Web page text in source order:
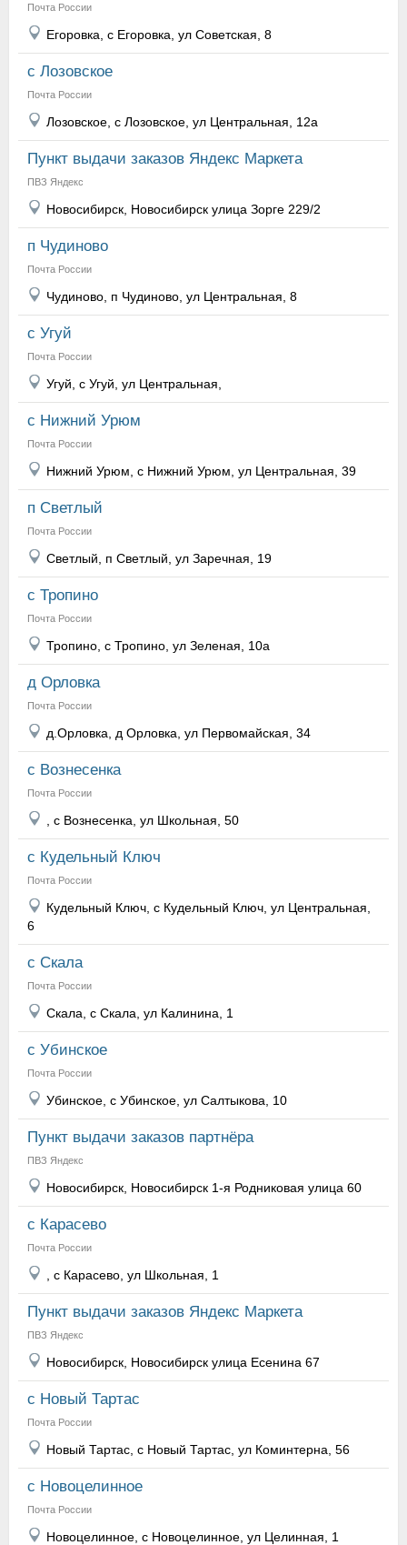
Почта России
Егоровка, с Егоровка, ул Советская, 8
с Лозовское
Почта России
Лозовское, с Лозовское, ул Центральная, 12а
Пункт выдачи заказов Яндекс Маркета
ПВЗ Яндекс
Новосибирск, Новосибирск улица Зорге 229/2
п Чудиново
Почта России
Чудиново, п Чудиново, ул Центральная, 8
с Угуй
Почта России
Угуй, с Угуй, ул Центральная,
с Нижний Урюм
Почта России
Нижний Урюм, с Нижний Урюм, ул Центральная, 39
п Светлый
Почта России
Светлый, п Светлый, ул Заречная, 19
с Тропино
Почта России
Тропино, с Тропино, ул Зеленая, 10а
д Орловка
Почта России
д.Орловка, д Орловка, ул Первомайская, 34
с Вознесенка
Почта России
, с Вознесенка, ул Школьная, 50
с Кудельный Ключ
Почта России
Кудельный Ключ, с Кудельный Ключ, ул Центральная,
6
с Скала
Почта России
Скала, с Скала, ул Калинина, 1
с Убинское
Почта России
Убинское, с Убинское, ул Салтыкова, 10
Пункт выдачи заказов партнёра
ПВЗ Яндекс
Новосибирск, Новосибирск 1-я Родниковая улица 60
с Карасево
Почта России
, с Карасево, ул Школьная, 1
Пункт выдачи заказов Яндекс Маркета
ПВЗ Яндекс
Новосибирск, Новосибирск улица Есенина 67
с Новый Тартас
Почта России
Новый Тартас, с Новый Тартас, ул Коминтерна, 56
с Новоцелинное
Почта России
Новоцелинное, с Новоцелинное, ул Целинная, 1